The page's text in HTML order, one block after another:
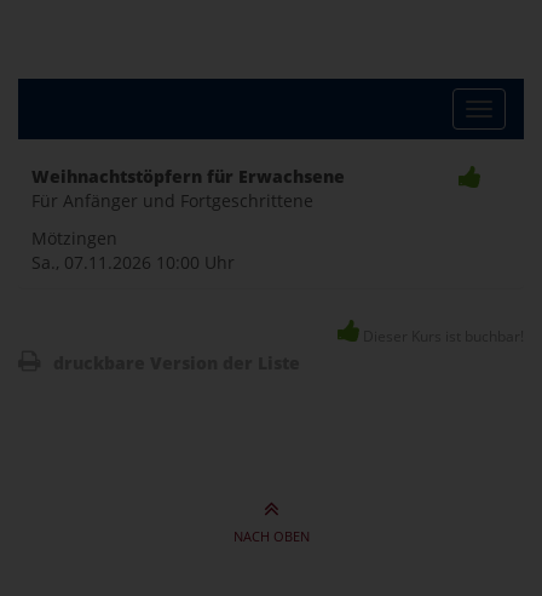
Toggle
Weihnachtstöpfern für Erwachsene
Für Anfänger und Fortgeschrittene
Mötzingen
Sa., 07.11.2026 10:00 Uhr
NACH OBEN